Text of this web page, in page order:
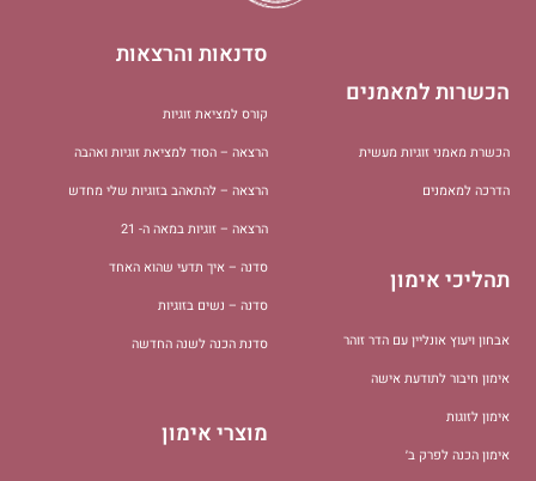
הכשרות למאמנים
הכשרת מאמני זוגיות מעשית
הדרכה למאמנים
תהליכי אימון
אבחון ויעוץ אונליין עם הדר זוהר
אימון חיבור לתודעת אישה
אימון לזוגות
אימון הכנה לפרק ב׳
סדנאות והרצאות
קורס למציאת זוגיות
הרצאה – הסוד למציאת זוגיות ואהבה
הרצאה – להתאהב בזוגיות שלי מחדש
הרצאה – זוגיות במאה ה- 21
סדנה – איך תדעי שהוא האחד
סדנה – נשים בזוגיות
סדנת הכנה לשנה החדשה
מוצרי אימון